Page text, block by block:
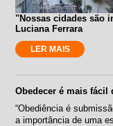
"Nossas cidades são
Luciana Ferrara
LER MAIS
Obedecer é mais fácil
“Obediência é
a importância de uma